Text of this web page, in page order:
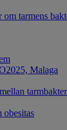
tarmens
Malaga
obesitas